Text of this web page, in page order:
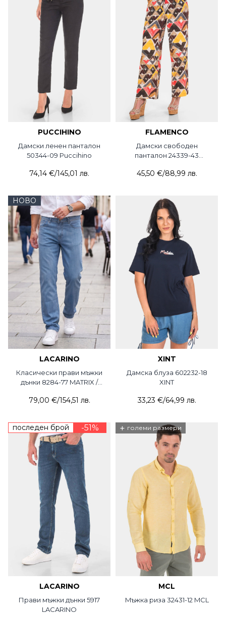
PUCCIHINO
Дамски ленен панталон
50344-09 Puccihino
74,14 €/145,01 лв.
FLAMENCO
Дамски свободен
панталон 24339-43
45,50 €/88,99 лв.
НОВО
LACARINO
Класически прави мъжки
дънки 8284-77 MATRIX /
79,00 €/154,51 лв.
XINT
Дамска блуза 602232-18
XINT
33,23 €/64,99 лв.
последен брой -51%
LACARINO
Прави мъжки дънки 5917
LACARINO
+ големи размери
MCL
Mъжка риза 32431-12 MCL